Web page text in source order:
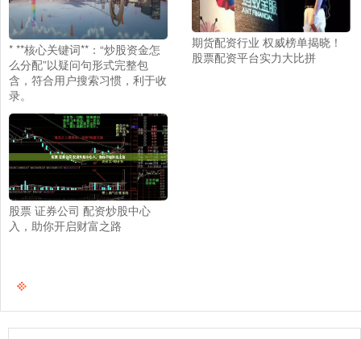
* **核心关键词**：“炒股资金怎
么分配”以疑问句形式完整包
含，符合用户搜索习惯，利于收
录。
期货配资行业 权威榜单揭晓！
股票配资平台实力大比拼
股票 证券公司 配资炒股中心
入，助你开启财富之路